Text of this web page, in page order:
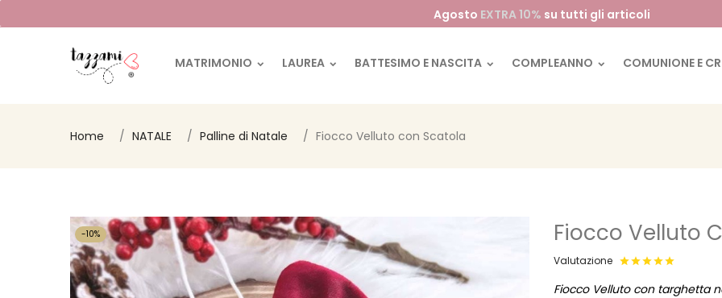
Agosto EXTRA 10% su tutti gli articoli
MATRIMONIO LAUREA BATTESIMO E NASCITA COMPLEANNO COMUNIONE E
Home NATALE Palline di Natale Fiocco Velluto con Scatola
-10% Fiocco Velluto
Valutazione
Fiocco Velluto con targhetta